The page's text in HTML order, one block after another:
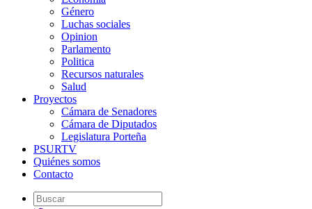
Género
Luchas sociales
Opinion
Parlamento
Politica
Recursos naturales
Salud
Proyectos
Cámara de Senadores
Cámara de Diputados
Legislatura Porteña
PSURTV
Quiénes somos
Contacto